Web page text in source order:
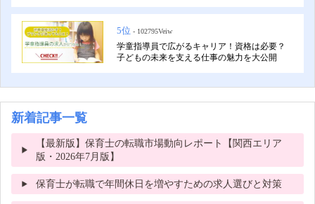
5位 - 102795Veiw
学童指導員で広がるキャリア！資格は必要？
子どもの未来を支える仕事の魅力を大公開
新着記事一覧
【最新版】保育士の転職市場動向レポート【関西エリア
版・2026年7月版】
保育士が転職で年間休日を増やすための求人選びと対策